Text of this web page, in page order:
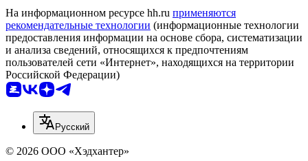
На информационном ресурсе hh.ru применяются
рекомендательные технологии (информационные технологии
предоставления информации на основе сбора, систематизации
и анализа сведений, относящихся к предпочтениям
пользователей сети «Интернет», находящихся на территории
Российской Федерации)
Русский
© 2026 ООО «Хэдхантер»